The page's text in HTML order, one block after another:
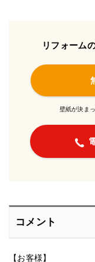
リフォーム
壁紙が決ま
コメント
【お客様】